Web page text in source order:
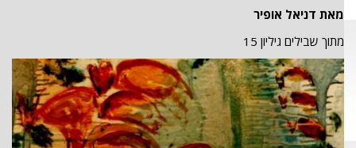
מאת דניאל אופיר
מתוך שבילים גיליון 15